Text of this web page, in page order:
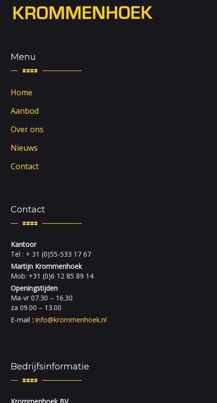
Menu
Home
Aanbod
Over ons
Nieuws
Contact
Contact
Kantoor
Tel : + 31 (0)55-533 17 67
Martijn Krommenhoek
Mob: +31 (0)6 12 85 89 14
Openingstijden
Ma-vr 07.30 – 16.30
za 09.00 – 13.00
E-mail :info@krommenhoek.nl
Bedrijfsinformatie